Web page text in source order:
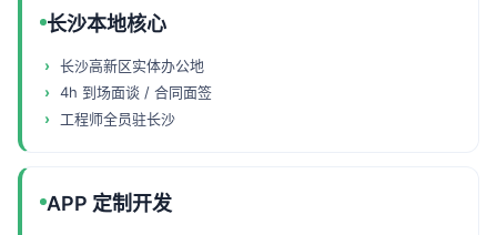
长沙本地核心
长沙高新区实体办公地
4h 到场面谈 / 合同面签
工程师全员驻长沙
APP 定制开发